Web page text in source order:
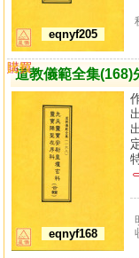
eqnyf205
道教儀範全集(168)
eqnyf168
購買
比較